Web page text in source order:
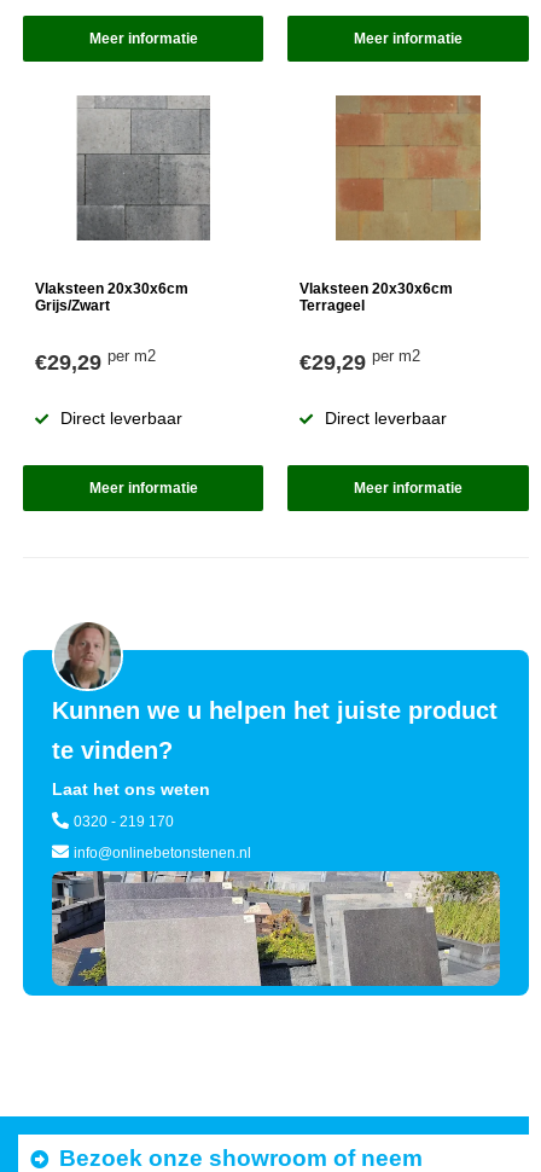
Meer informatie Meer informatie
Vlaksteen 20x30x6cm
Grijs/Zwart
€29,29 per m2
Direct leverbaar
Meer informatie
Vlaksteen 20x30x6cm
Terrageel
€29,29per m2
Direct leverbaar
Meer informatie
Kunnen we u helpen het juiste product
te vinden?
Laat het ons weten
0320 - 219 170
info@onlinebetonstenen.nl
Bezoek onze showroom of neem